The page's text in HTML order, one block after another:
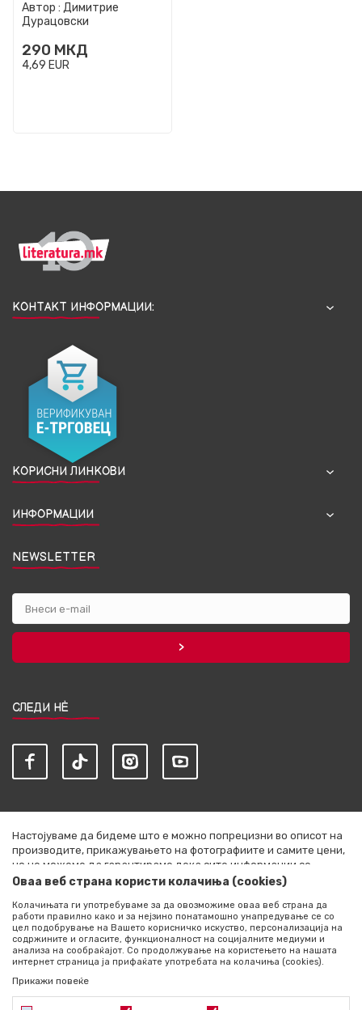
Автор : Димитрие
Дурацовски
290 МКД
4,69 EUR
КОНТАКТ ИНФОРМАЦИИ:
КОРИСНИ ЛИНКОВИ
ИНФОРМАЦИИ
NEWSLETTER
СЛЕДИ НЀ
Настојуваме да бидеме што е можно попрецизни во описот на
производите, прикажувањето на фотографиите и самите цени,
но не можеме да гарантираме дека сите информации се
комплетни и без грешки. Сите артикли прикажани на сајтот се
секој момент. Расположливоста на производите можете да ја
проверите со повик на +389 76 444 490
©2026 literatura.mk, Изработено одNB SOFT. Сите права
задржани.
Оваа веб страна користи колачиња (cookies)
Колачињата ги употребуваме за да овозможиме оваа веб страна да
работи правилно како и за нејзино понатамошно унапредување се со
цел подобрување на Вашето корисничко искуство, персонализација на
содржините и огласите, функционалност на социјалните медиуми и
анализа на сообраќајот. Со продолжување на користењето на нашата
интернет страница ја прифаќате употребата на колачиња (cookies).
Прикажи повеќе